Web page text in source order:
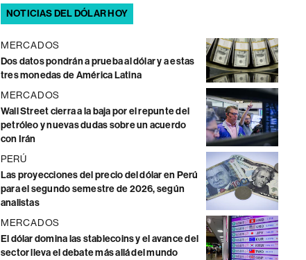
NOTICIAS DEL DÓLAR HOY
MERCADOS
Dos datos pondrán a prueba al dólar y a estas
tres monedas de América Latina
MERCADOS
Wall Street cierra a la baja por el repunte del
petróleo y nuevas dudas sobre un acuerdo
con Irán
PERÚ
Las proyecciones del precio del dólar en Perú
para el segundo semestre de 2026, según
analistas
MERCADOS
El dólar domina las stablecoins y el avance del
sector lleva el debate más allá del mundo